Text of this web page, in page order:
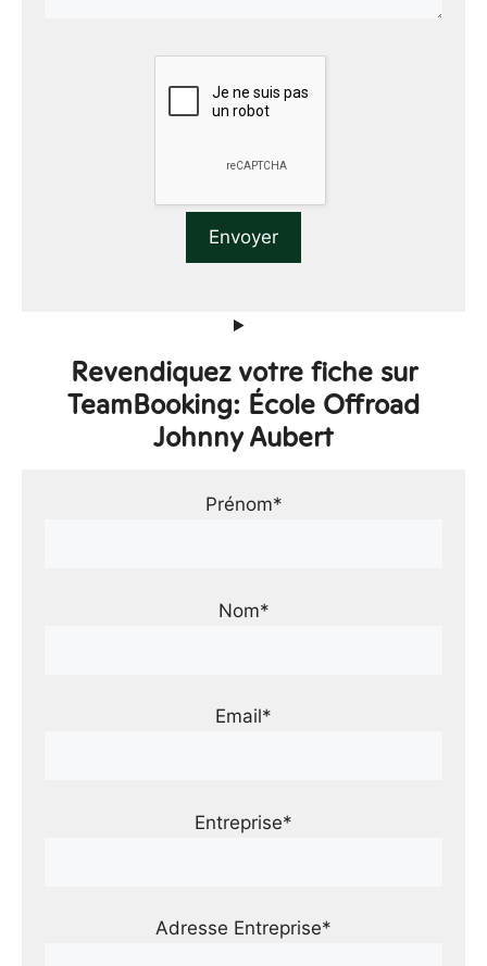
Revendiquez votre fiche sur
TeamBooking: École Offroad
Johnny Aubert
Prénom*
Nom*
Email*
Entreprise*
Adresse Entreprise*